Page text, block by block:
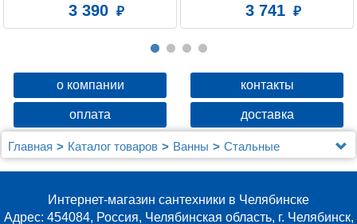
3 390 3 741
о компании контакты
оплата доставка
Главная Каталог товаров Ванны
Стальные
Мойка настол.монтаж 78х50 (3,0) лев. вып 3 1/2
Интернет-магазин сантехники в Челябинске
Адрес: 454084, Россия, Челябинская область, г. Челябинск,